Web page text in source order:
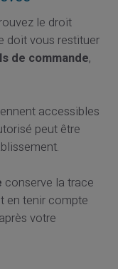
le droit
doit vous restituer
de commande,
accessibles
peut être
conserve la trace
en tenir compte
votre